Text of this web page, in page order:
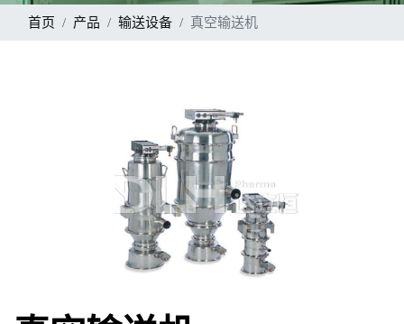
首页 产品 输送设备 真空输送机